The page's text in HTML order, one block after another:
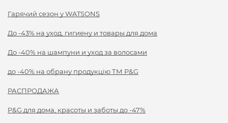
Гарячий сезон у WATSONS
До -43% на уход, гигиену и товары для дома
До -40% на шампуни и уход за волосами
до -40% на обрану продукцію ТМ P&G
РАСПРОДАЖА
P&G для дома, красоты и заботы до -47%